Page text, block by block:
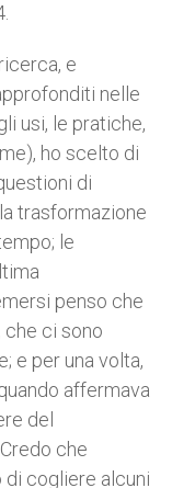
e
nelle
usi, le pratiche,
ho scelto di
di
trasformazione
le
penso che
che ci sono
e per una volta,
affermava
del
che
di cogliere alcuni